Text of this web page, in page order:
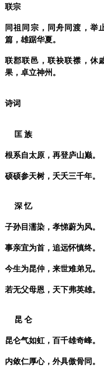
联宗
同祖同宗，同舟同渡，举
篇，雄踞华夏。
联郡联邑，联袂联襟，休
果，卓立神州。
诗词
匡 族
根系自太原，再登庐山巅。
硕硕参天树，夭夭三千年。
深 忆
子孙目濡染，孝悌蔚为风。
事亲宜为首，追远怀慎终。
今生为昆仲，来世难弟兄。
若无父母恩，天下弗英雄。
昆 仑
昆仑气如虹，百千雄奇峰。
内敛仁厚心，外具傲骨同。